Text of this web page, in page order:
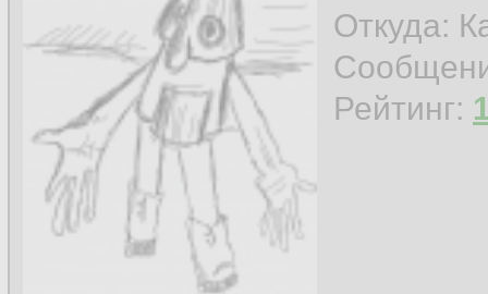
Откуда:
Рейтинг: